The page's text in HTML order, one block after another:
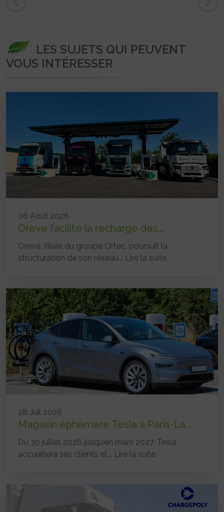
LES SUJETS QUI PEUVENT
VOUS INTÉRESSER
06 Août 2026
Oreve facilite la recharge des...
Oreve, filiale du groupe Ortec, poursuit la
structuration de son réseau... Lire la suite
28 Juil 2026
Magasin éphémère Tesla à Paris-La...
Du 30 juillet 2026 jusqu’en mars 2027, Tesla
accueillera ses clients et... Lire la suite